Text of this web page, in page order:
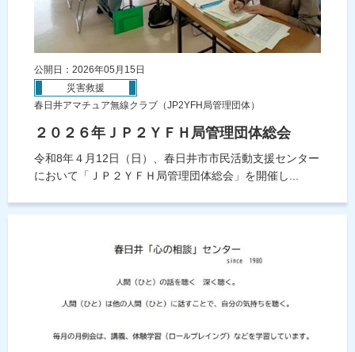
公開日：2026年05月15日
災害救援
春日井アマチュア無線クラブ（JP2YFH局管理団体）
２０２６年ＪＰ２ＹＦＨ局管理団体総会
令和8年４月12日（日）、春日井市市民活動支援センター
において「ＪＰ２ＹＦＨ局管理団体総会」を開催し...